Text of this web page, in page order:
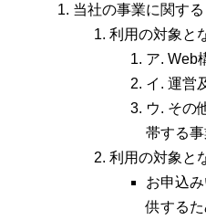
当社の事業に関す
利用の対象と
ア. Web
イ. 運営
ウ. その
帯する事
利用の対象と
お申込
供するた